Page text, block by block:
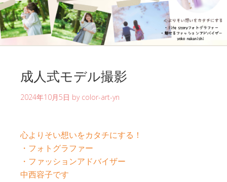
成人式モデル撮影
2024年10月5日 by color-art-yn
心よりそい想いをカタチにする！
・フォトグラファー
・ファッションアドバイザー
中西容子です